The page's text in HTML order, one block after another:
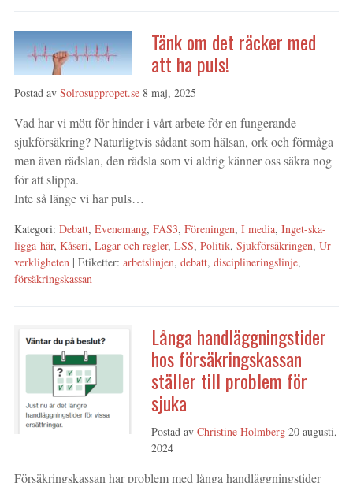
Tänk om det räcker med
att ha puls!
Postad av Solrosuppropet.se 8 maj, 2025
Vad har vi mött för hinder i vårt arbete för en fungerande
sjukförsäkring? Naturligtvis sådant som hälsan, ork och förmåga
men även rädslan, den rädsla som vi aldrig känner oss säkra nog
för att slippa.
Inte så länge vi har puls…
Kategori: Debatt, Evenemang, FAS3, Föreningen, I media, Inget-ska-
ligga-här, Kåseri, Lagar och regler, LSS, Politik, Sjukförsäkringen, Ur
verkligheten | Etiketter: arbetslinjen, debatt, disciplineringslinje,
försäkringskassan
Långa handläggningstider
hos försäkringskassan
ställer till problem för
sjuka
Postad av Christine Holmberg 20 augusti,
2024
Försäkringskassan har problem med långa handläggningstider